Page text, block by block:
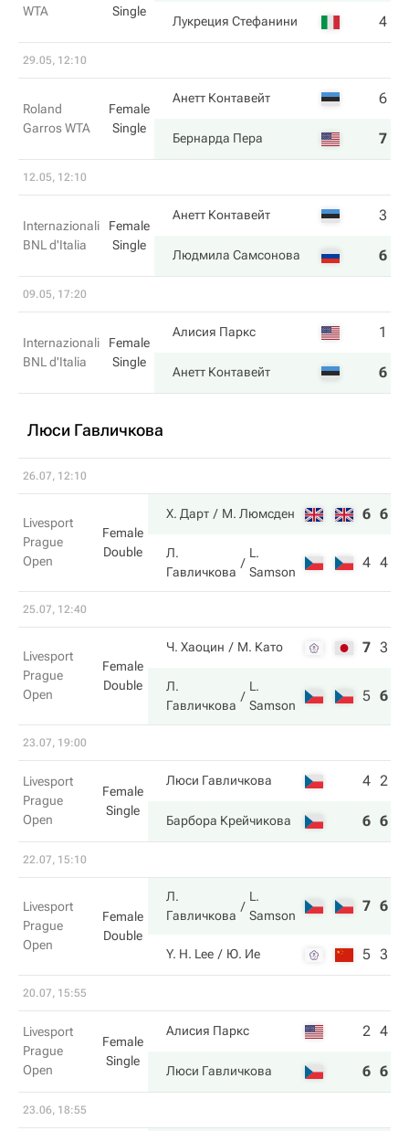
WTA
Single
Лукреция Стефанини 4
29.05, 12:10
Roland
Garros WTA
Female
Single
Анетт Контавейт 6
Бернарда Пера 7
12.05, 12:10
Internazionali
BNL d'Italia
Female
Single
Анетт Контавейт 3
Людмила Самсонова 6
09.05, 17:20
Internazionali
BNL d'Italia
Female
Single
Алисия Паркс 1
Анетт Контавейт 6
Люси Гавличкова
26.07, 12:10
Livesport
Prague
Open
Female
Double
Х. Дарт М. Люмсден 6 6
Л.
Гавличкова
L.
Samson
4 4
25.07, 12:40
Livesport
Prague
Open
Female
Double
Ч. Хаоцин М. Като 7 3
Л.
Гавличкова
L.
Samson
5 6
23.07, 19:00
Livesport
Prague
Open
Female
Single
Люси Гавличкова 4 2
Барбора Крейчикова 6 6
22.07, 15:10
Livesport
Prague
Open
Female
Double
Л.
Гавличкова
L.
Samson
7 6
Y. H. Lee Ю. Ие 5 3
20.07, 15:55
Livesport
Prague
Open
Female
Single
Алисия Паркс 2 4
Люси Гавличкова 6 6
23.06, 18:55